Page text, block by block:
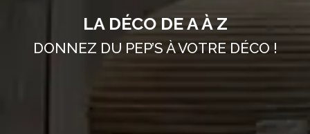
LA DÉCO DE A À Z
DONNEZ DU PEP’S À VOTRE DÉCO !